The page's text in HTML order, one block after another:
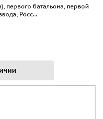
первого батальона, первой
Росс...